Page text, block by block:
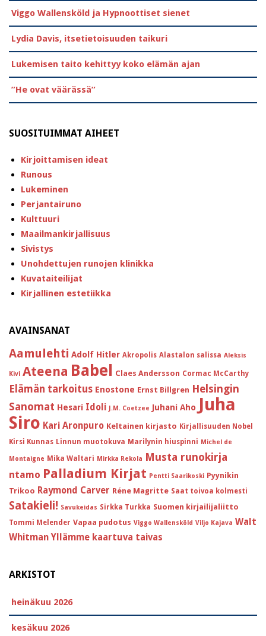
Viggo Wallensköld ja Hypnoottiset sienet
Lydia Davis, itsetietoisuuden taikuri
Lukemisen taito kehittyy koko elämän ajan
”He ovat väärässä”
SUOSITUIMMAT AIHEET
Kirjoittamisen ideat
Runous
Lukeminen
Perjantairuno
Kulttuuri
Maailmankirjallisuus
Sivistys
Unohdettujen runojen klinikka
Kuvataiteilijat
Kirjallinen estetiikka
AVAINSANAT
Aamulehti Adolf Hitler Akropolis Alastalon salissa Aleksis
Kivi Ateena Babel Claes Andersson Cormac McCarthy
Elämän tarkoitus Enostone Ernst Billgren Helsingin
Sanomat Hesari Idoli J.M. Coetzee Juhani Aho Juha
Siro Kari Aronpuro Keltainen kirjasto Kirjallisuuden Nobel
Kirsi Kunnas Linnun muotokuva Marilynin hiuspinni Michel de
Montaigne Mika Waltari Mirkka Rekola Musta runokirja
ntamo Palladium Kirjat Pentti Saarikoski Pyynikin
Trikoo Raymond Carver Réne Magritte Saat toivoa kolmesti
Satakieli! Savukeidas Sirkka Turkka Suomen kirjailijaliitto
Tommi Melender Vapaa pudotus Viggo Wallensköld Viljo Kajava Walt
Whitman Yllämme kaartuva taivas
ARKISTOT
heinäkuu 2026
kesäkuu 2026